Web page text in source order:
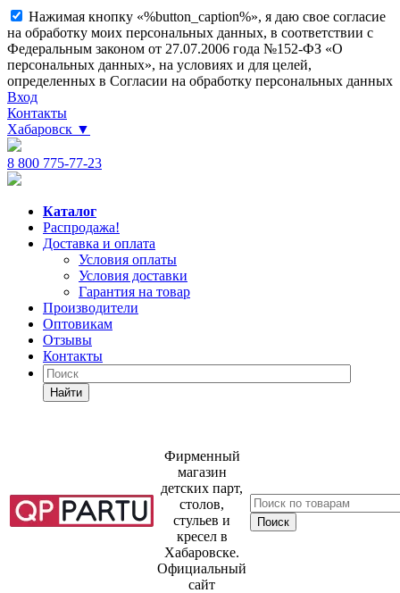
Нажимая кнопку «%button_caption%», я даю свое согласие
на обработку моих персональных данных, в соответствии с
Федеральным законом от 27.07.2006 года №152-ФЗ «О
персональных данных», на условиях и для целей,
определенных в Согласии на обработку персональных данных
Вход
Контакты
Хабаровск ▼
8 800 775-77-23
Каталог
Распродажа!
Доставка и оплата
Условия оплаты
Условия доставки
Гарантия на товар
Производители
Оптовикам
Отзывы
Контакты
Найти
Фирменный
магазин
детских парт,
столов,
стульев и
кресел в
Хабаровске.
Официальный
сайт